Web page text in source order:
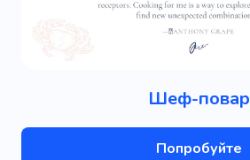
Шеф-повар
Попробуйте